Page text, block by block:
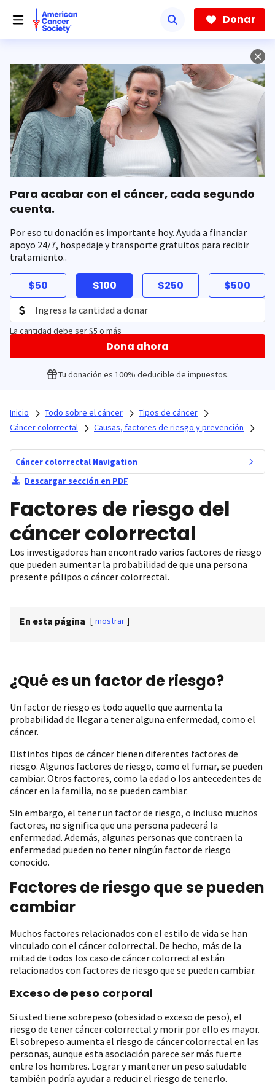
hacia
contenido
Donar
Para acabar con el cáncer, cada segundo
cuenta.
Por eso tu donación es importante hoy. Ayuda a financiar
apoyo 24/7, hospedaje y transporte gratuitos para recibir
tratamiento..
$50 $100 $250 $500
La cantidad debe ser $5 o más
Dona ahora
Tu donación es 100% deducible de impuestos.
Inicio Todo sobre el cáncer
Tipos de cáncer
Cáncer colorrectal
Causas, factores de riesgo y prevención
Cáncer colorrectal Navigation
Descargar sección en PDF
Factores de riesgo del
cáncer colorrectal
Los investigadores han encontrado varios factores de riesgo
que pueden aumentar la probabilidad de que una persona
presente pólipos o cáncer colorrectal.
En esta página [ mostrar ]
¿Qué es un factor de riesgo?
Un factor de riesgo es todo aquello que aumenta la
probabilidad de llegar a tener alguna enfermedad, como el
cáncer.
Distintos tipos de cáncer tienen diferentes factores de
riesgo. Algunos factores de riesgo, como el fumar, se pueden
cambiar. Otros factores, como la edad o los antecedentes de
cáncer en la familia, no se pueden cambiar.
Sin embargo, el tener un factor de riesgo, o incluso muchos
factores, no significa que una persona padecerá la
enfermedad. Además, algunas personas que contraen la
enfermedad pueden no tener ningún factor de riesgo
conocido.
Factores de riesgo que se pueden
cambiar
Muchos factores relacionados con el estilo de vida se han
vinculado con el cáncer colorrectal. De hecho, más de la
mitad de todos los caso de cáncer colorrectal están
relacionados con factores de riesgo que se pueden cambiar.
Exceso de peso corporal
Si usted tiene sobrepeso (obesidad o exceso de peso), el
riesgo de tener cáncer colorrectal y morir por ello es mayor.
El sobrepeso aumenta el riesgo de cáncer colorrectal en las
personas, aunque esta asociación parece ser más fuerte
entre los hombres. Lograr y mantener un peso saludable
también podría ayudar a reducir el riesgo de tenerlo.